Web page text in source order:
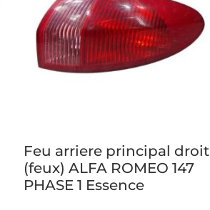
Feu arriere principal droit
(feux) ALFA ROMEO 147
PHASE 1 Essence